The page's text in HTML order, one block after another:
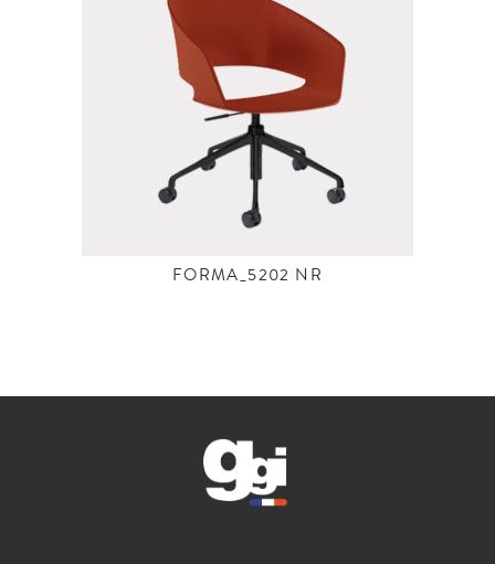
FORMA_5202 NR